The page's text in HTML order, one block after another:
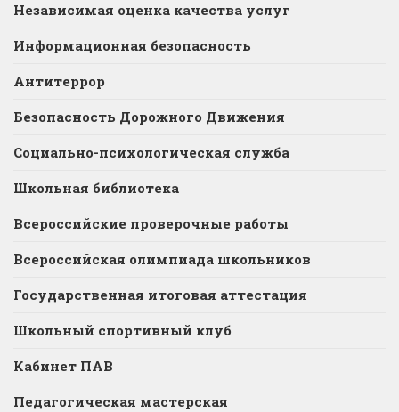
Независимая оценка качества услуг
Информационная безопасность
Антитеррор
Безопасность Дорожного Движения
Социально-психологическая служба
Школьная библиотека
Всероссийские проверочные работы
Всероссийская олимпиада школьников
Государственная итоговая аттестация
Школьный спортивный клуб
Кабинет ПАВ
Педагогическая мастерская